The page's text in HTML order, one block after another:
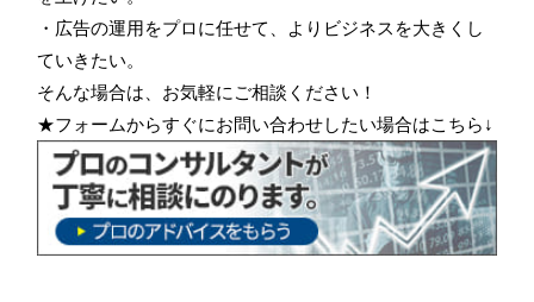
・広告の運用をプロに任せて、よりビジネスを大きくし
ていきたい。
そんな場合は、お気軽にご相談ください！
★フォームからすぐにお問い合わせしたい場合はこちら↓